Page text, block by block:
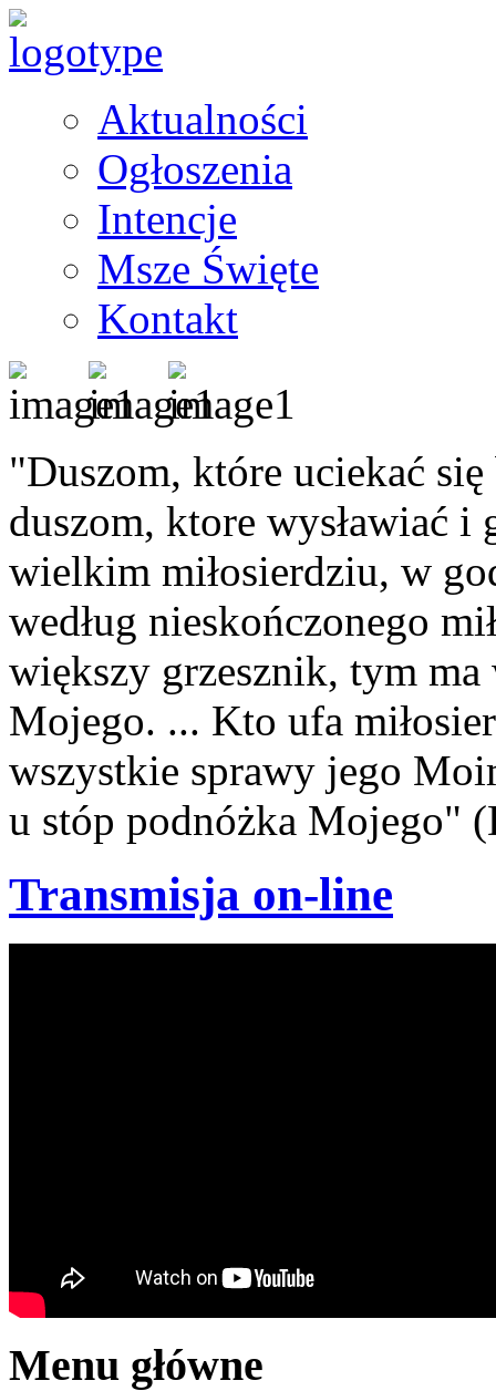
Aktualności
Ogłoszenia
Intencje
Msze Święte
Kontakt
"Duszom, które uciekać
duszom, ktore wysławiać
wielkim miłosierdziu, w
według nieskończonego
większy grzesznik, tym ma
Mojego. ... Kto ufa
wszystkie sprawy jego
u stóp podnóżka Mojego"
Transmisja on-line
Menu główne